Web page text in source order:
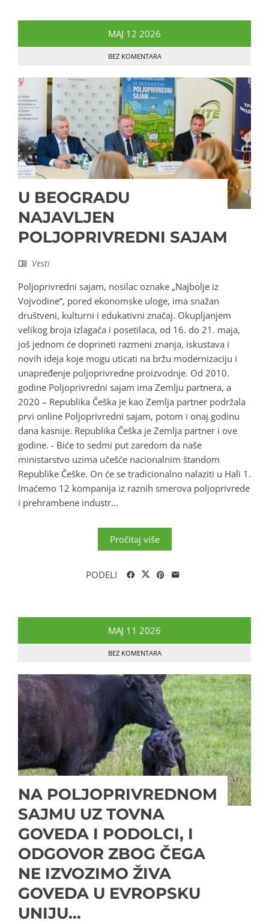
MAJ 12 2026
BEZ KOMENTARA
U BEOGRADU
NAJAVLJEN
POLJOPRIVREDNI SAJAM
Vesti
Poljoprivredni sajam, nosilac oznake „Najbolje iz
Vojvodine“, pored ekonomske uloge, ima snažan
društveni, kulturni i edukativni značaj. Okupljanjem
velikog broja izlagača i posetilaca, od 16. do 21. maja,
još jednom će doprineti razmeni znanja, iskustava i
novih ideja koje mogu uticati na bržu modernizaciju i
unapređenje poljoprivredne proizvodnje. Od 2010.
godine Poljoprivredni sajam ima Zemlju partnera, a
2020 – Republika Češka je kao Zemlja partner podržala
prvi online Poljoprivredni sajam, potom i onaj godinu
dana kasnije. Republika Češka je Zemlja partner i ove
godine. - Biće to sedmi put zaredom da naše
ministarstvo uzima učešće nacionalnim štandom
Republike Češke. On će se tradicionalno nalaziti u Hali 1.
Imaćemo 12 kompanija iz raznih smerova poljoprivrede
i prehrambene industr...
Pročitaj više
PODELI
MAJ 11 2026
BEZ KOMENTARA
NA POLJOPRIVREDNOM
SAJMU UZ TOVNA
GOVEDA I PODOLCI, I
ODGOVOR ZBOG ČEGA
NE IZVOZIMO ŽIVA
GOVEDA U EVROPSKU
UNIJU…